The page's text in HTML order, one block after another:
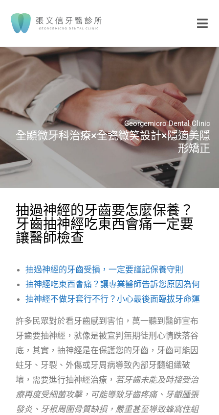
Georgemicro Dental Clinic
全顯微牙科治療×全瓷微笑設計×隱適美隱
形矯正
抽過神經的牙齒要怎麼保養？
牙齒抽神經吃東西會痛一定要
讓醫師檢查
抽過神經的牙齒受損，一定要謹記保養守則
抽神經吃東西會痛？讓專業醫師告訴您原因為何
抽神經不做牙套行不行？小心最後面臨拔牙命運
許多民眾對於看牙齒感到害怕，萬一聽到醫師宣布
牙齒要抽神經，就像是被宣判無期徒刑心情跌落谷
底，其實，抽神經是在保護您的牙齒，牙齒可能因
蛀牙、牙裂、外傷或牙周病導致內部牙髓組織破
壞，需要進行抽神經治療， 若牙齒未能及時接受治
療再度受細菌攻擊，可能導致牙齒疼痛、牙齦腫張
發炎、牙根周圍骨質缺損，嚴重甚至導致蜂窩性組